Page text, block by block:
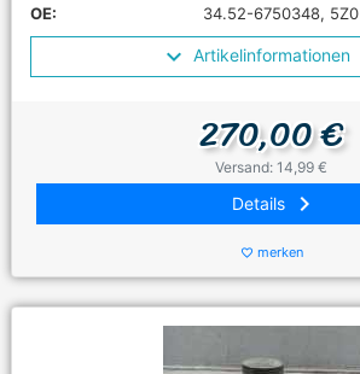
OE:
34.52-6750348, 5Z0
Artikelinformationen
270,00 €
Versand: 14,99 €
Details keyboard_arrow_right
favorite_border merken